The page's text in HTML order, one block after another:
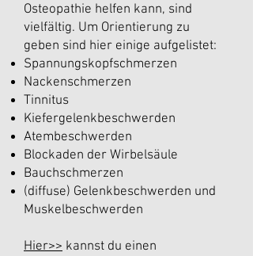
Osteopathie helfen kann, sind
vielfältig. Um Orientierung zu
geben sind hier einige aufgelistet:​
Spannungskopfschmerzen
Nackenschmerzen
Tinnitus
Kiefergelenkbeschwerden
Atembeschwerden
Blockaden der Wirbelsäule
Bauchschmerzen
(diffuse) Gelenkbeschwerden und
Muskelbeschwerden
Hier>> kannst du einen